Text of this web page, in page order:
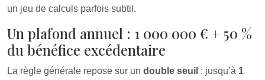
un jeu de calculs parfois subtil.
Un plafond annuel : 1 000 000 € + 50 %
du bénéfice excédentaire
La règle générale repose sur un double seuil : jusqu’à 1